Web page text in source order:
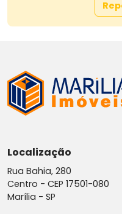
Localização
Rua Bahia, 280
Centro - CEP 17501-080
Marília - SP